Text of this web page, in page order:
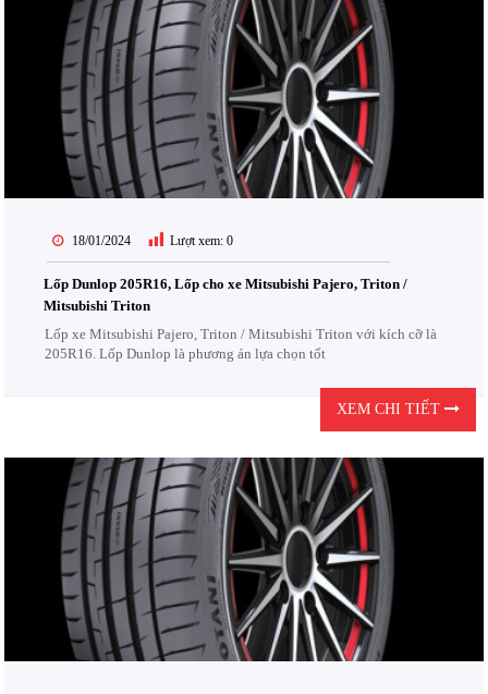
18/01/2024 Lượt xem: 0
Lốp Dunlop 205R16, Lốp cho xe Mitsubishi Pajero, Triton /
Mitsubishi Triton
Lốp xe Mitsubishi Pajero, Triton / Mitsubishi Triton với kích cỡ là
205R16. Lốp Dunlop là phương án lựa chọn tốt
XEM CHI TIẾT